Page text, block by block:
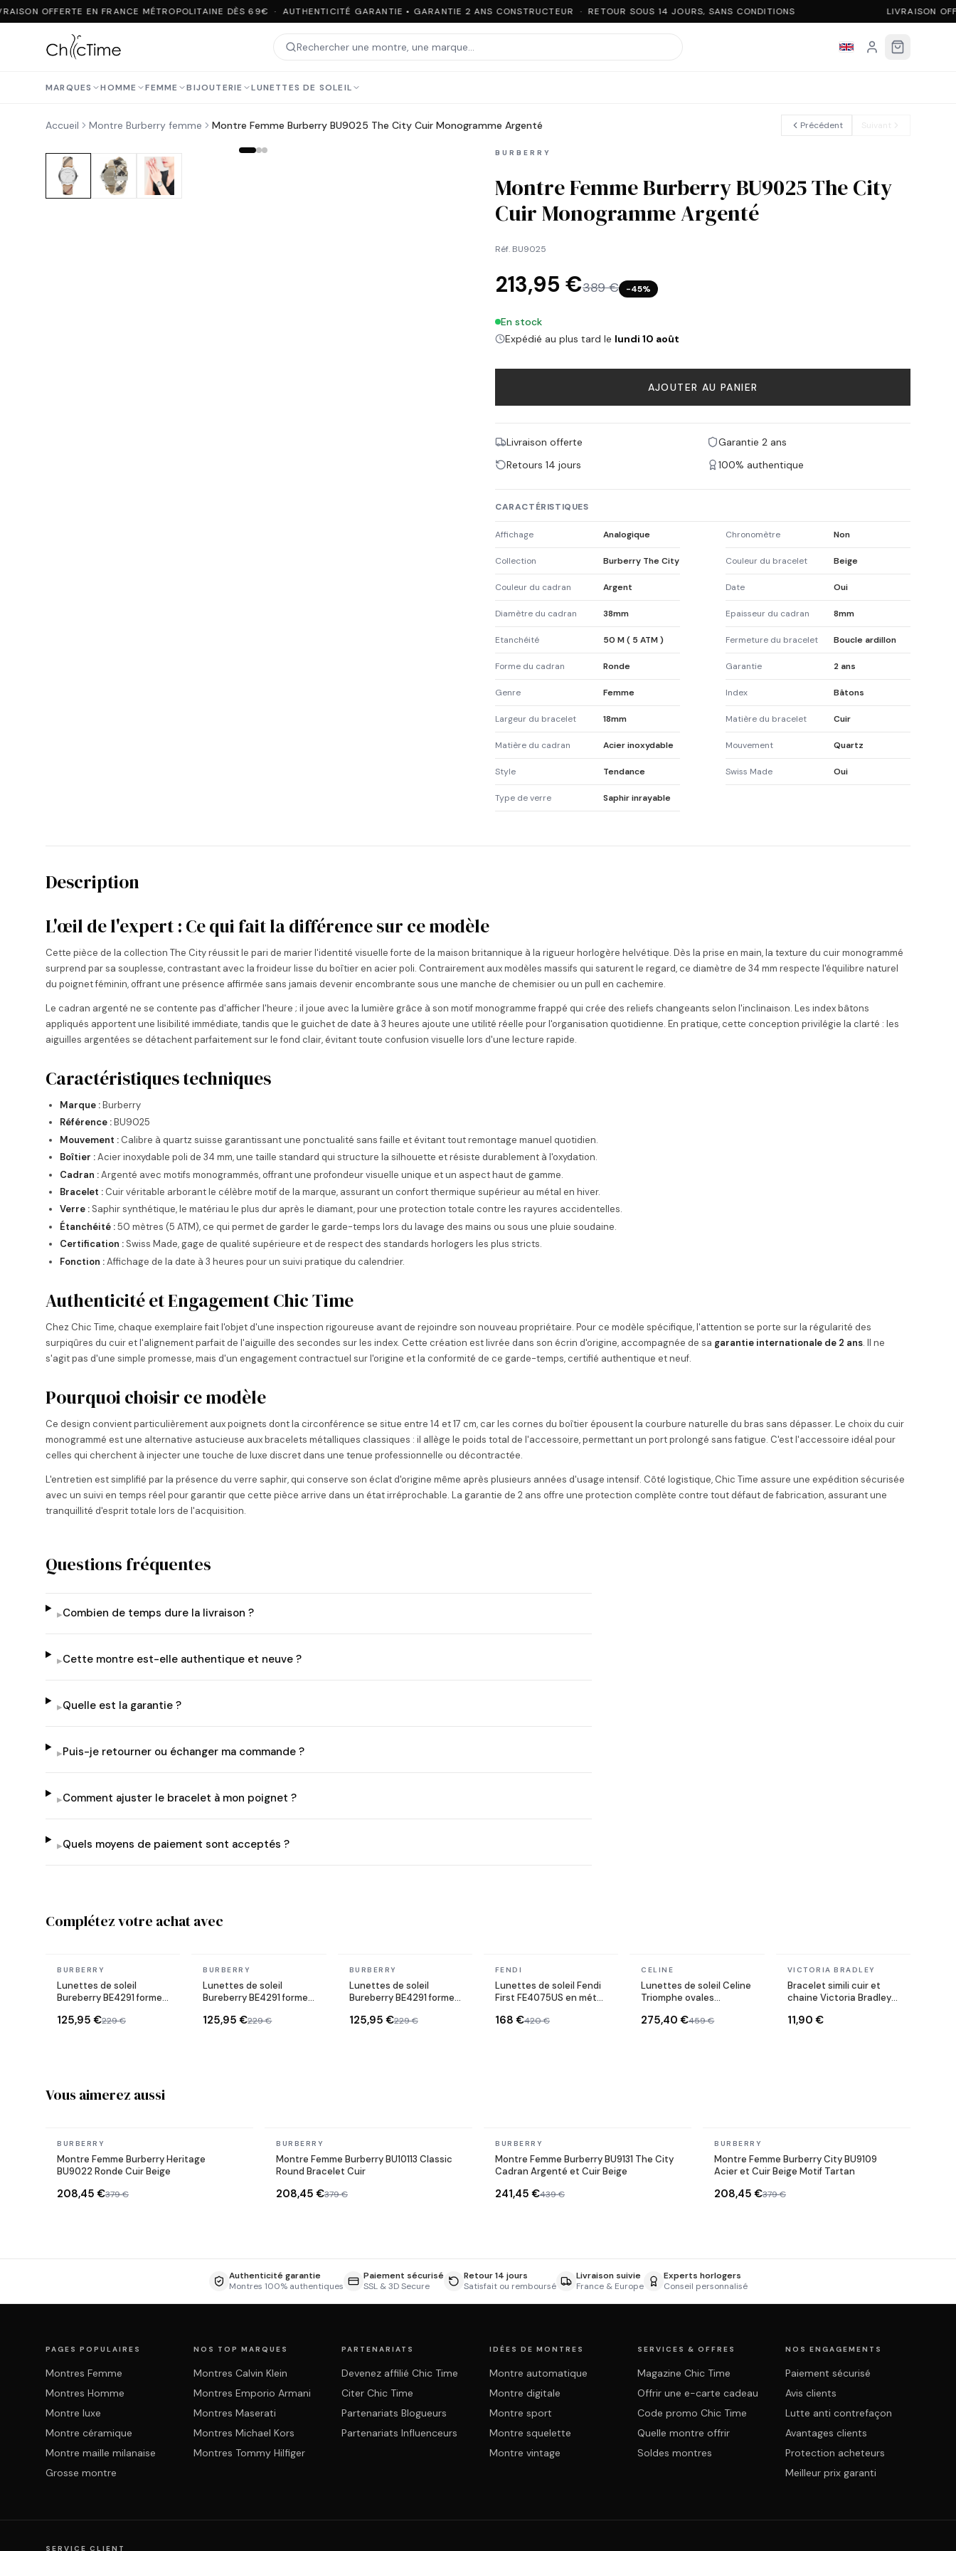
OFFERTE EN FRANCE MÉTROPOLITAINE DÈS 69€ · AUTHENTICITÉ GARANTIE • GARANTIE 2 ANS CONSTRUCTEUR · RETOUR SOUS 14 JOURS, SANS CONDITIONS LIVRAISON
MARQUES HOMME FEMME BIJOUTERIE LUNETTES DE SOLEIL
Accueil Montre Burberry femme Montre Femme Burberry BU9025 The City Cuir Monogramme Argenté Précédent
BURBERRY
Montre Femme Burberry BU9025 The City
Cuir Monogramme Argenté
Réf. BU9025
213,95 €389 € −45%
En stock
Expédié au plus tard le lundi 10 août
AJOUTER AU PANIER
Livraison offerte
Garantie 2 ans
Retours 14 jours
100% authentique
CARACTÉRISTIQUES
Affichage Analogique Chronomètre Non
Collection Burberry The City Couleur du bracelet Beige
Couleur du cadran Argent Date Oui
Diamètre du cadran 38mm Epaisseur du cadran 8mm
Etanchéité 50 M ( 5 ATM ) Fermeture du bracelet Boucle ardillon
Forme du cadran Ronde Garantie 2 ans
Genre Femme Index Bâtons
Largeur du bracelet 18mm Matière du bracelet Cuir
Matière du cadran Acier inoxydable Mouvement Quartz
Style Tendance Swiss Made Oui
Type de verre Saphir inrayable
Description
L'œil de l'expert : Ce qui fait la différence sur ce modèle
Cette pièce de la collection The City réussit le pari de marier l'identité visuelle forte de la maison britannique à la rigueur horlogère helvétique. Dès la prise en main, la texture du cuir monogrammé
surprend par sa souplesse, contrastant avec la froideur lisse du boîtier en acier poli. Contrairement aux modèles massifs qui saturent le regard, ce diamètre de 34 mm respecte l'équilibre naturel
du poignet féminin, offrant une présence affirmée sans jamais devenir encombrante sous une manche de chemisier ou un pull en cachemire.
Le cadran argenté ne se contente pas d'afficher l'heure ; il joue avec la lumière grâce à son motif monogramme frappé qui crée des reliefs changeants selon l'inclinaison. Les index bâtons
appliqués apportent une lisibilité immédiate, tandis que le guichet de date à 3 heures ajoute une utilité réelle pour l'organisation quotidienne. En pratique, cette conception privilégie la clarté : les
aiguilles argentées se détachent parfaitement sur le fond clair, évitant toute confusion visuelle lors d'une lecture rapide.
Caractéristiques techniques
Marque :Burberry
Référence :BU9025
Mouvement : Calibre à quartz suisse garantissant une ponctualité sans faille et évitant tout remontage manuel quotidien.
Boîtier :Acier inoxydable poli de 34 mm, une taille standard qui structure la silhouette et résiste durablement à l'oxydation.
Cadran :Argenté avec motifs monogrammés, offrant une profondeur visuelle unique et un aspect haut de gamme.
Bracelet : Cuir véritable arborant le célèbre motif de la marque, assurant un confort thermique supérieur au métal en hiver.
Verre : Saphir synthétique, le matériau le plus dur après le diamant, pour une protection totale contre les rayures accidentelles.
Étanchéité :50 mètres (5 ATM), ce qui permet de garder le garde-temps lors du lavage des mains ou sous une pluie soudaine.
Certification : Swiss Made, gage de qualité supérieure et de respect des standards horlogers les plus stricts.
Fonction :Affichage de la date à 3 heures pour un suivi pratique du calendrier.
Authenticité et Engagement Chic Time
Chez Chic Time, chaque exemplaire fait l'objet d'une inspection rigoureuse avant de rejoindre son nouveau propriétaire. Pour ce modèle spécifique, l'attention se porte sur la régularité des
surpiqûres du cuir et l'alignement parfait de l'aiguille des secondes sur les index. Cette création est livrée dans son écrin d'origine, accompagnée de sa garantie internationale de 2 ans. Il ne
s'agit pas d'une simple promesse, mais d'un engagement contractuel sur l'origine et la conformité de ce garde-temps, certifié authentique et neuf.
Pourquoi choisir ce modèle
Ce design convient particulièrement aux poignets dont la circonférence se situe entre 14 et 17 cm, car les cornes du boîtier épousent la courbure naturelle du bras sans dépasser. Le choix du cuir
monogrammé est une alternative astucieuse aux bracelets métalliques classiques : il allège le poids total de l'accessoire, permettant un port prolongé sans fatigue. C'est l'accessoire idéal pour
celles qui cherchent à injecter une touche de luxe discret dans une tenue professionnelle ou décontractée.
L'entretien est simplifié par la présence du verre saphir, qui conserve son éclat d'origine même après plusieurs années d'usage intensif. Côté logistique, Chic Time assure une expédition sécurisée
avec un suivi en temps réel pour garantir que cette pièce arrive dans un état irréprochable. La garantie de 2 ans offre une protection complète contre tout défaut de fabrication, assurant une
tranquillité d'esprit totale lors de l'acquisition.
Questions fréquentes
▸Combien de temps dure la livraison ?
▸Cette montre est-elle authentique et neuve ?
▸Quelle est la garantie ?
▸Puis-je retourner ou échanger ma commande ?
▸Comment ajuster le bracelet à mon poignet ?
▸Quels moyens de paiement sont acceptés ?
Complétez votre achat avec
En stock
BURBERRY
Lunettes de soleil
Bureberry BE4291 forme
125,95 €229 €
En stock
BURBERRY
Lunettes de soleil
Bureberry BE4291 forme
125,95 €229 €
En stock
BURBERRY
Lunettes de soleil
Bureberry BE4291 forme
125,95 €229 €
En stock
FENDI
Lunettes de soleil Fendi
First FE4075US en métal
168 €420 €
En stock
CELINE
Lunettes de soleil Celine
Triomphe ovales
métal
275,40 €459 €
En stock
VICTORIA BRADLEY
Bracelet simili cuir et
chaine Victoria Bradley
11,90 €
Vous aimerez aussi
En stock
BURBERRY
Montre Femme Burberry Heritage
BU9022 Ronde Cuir Beige
208,45 €379 €
En stock
BURBERRY
Montre Femme Burberry BU10113 Classic
Round Bracelet Cuir
208,45 €379 €
En stock
BURBERRY
Montre Femme Burberry BU9131 The City
Cadran Argenté et Cuir Beige
241,45 €439 €
En stock
BURBERRY
Montre Femme Burberry City BU9109
Acier et Cuir Beige Motif Tartan
208,45 €379 €
Authenticité garantie
Montres 100% authentiques
Paiement sécurisé
SSL & 3D Secure
Retour 14 jours
Satisfait ou remboursé
Livraison suivie
France & Europe
Experts horlogers
Conseil personnalisé
PAGES POPULAIRES
Montres Femme
Montres Homme
Montre luxe
Montre céramique
Montre maille milanaise
Grosse montre
NOS TOP MARQUES
Montres Calvin Klein
Montres Emporio Armani
Montres Maserati
Montres Michael Kors
Montres Tommy Hilfiger
PARTENARIATS
Devenez affilié Chic Time
Citer Chic Time
Partenariats Blogueurs
Partenariats Influenceurs
IDÉES DE MONTRES
Montre automatique
Montre digitale
Montre sport
Montre squelette
Montre vintage
SERVICES & OFFRES
Magazine Chic Time
Offrir une e-carte cadeau
Code promo Chic Time
Quelle montre offrir
Soldes montres
NOS ENGAGEMENTS
Paiement sécurisé
Avis clients
Lutte anti contrefaçon
Avantages clients
Protection acheteurs
Meilleur prix garanti
SERVICE CLIENT